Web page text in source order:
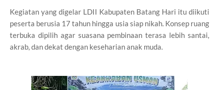
Kegiatan yang digelar LDII Kabupaten Batang Hari itu diikuti
peserta berusia 17 tahun hingga usia siap nikah. Konsep ruang
terbuka dipilih agar suasana pembinaan terasa lebih santai,
akrab, dan dekat dengan keseharian anak muda.